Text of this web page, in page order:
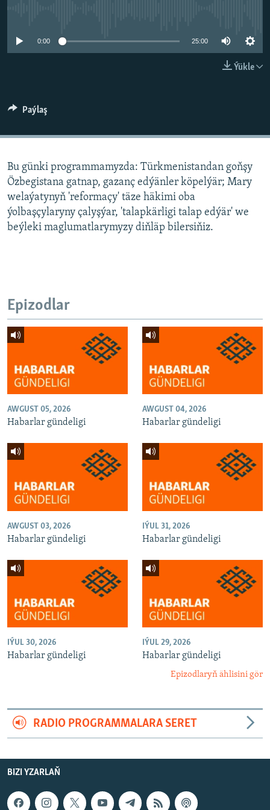
0:00 25:00
Ýükle
Paýlaş
Bu günki programmamyzda: Türkmenistandan goňşy
Özbegistana gatnap, gazanç edýänler köpelýär; Mary
welaýatynyň 'reformaçy' täze häkimi oba
ýolbaşçylaryny çalyşýar, 'talapkärligi talap edýär' we
beýleki maglumatlarymyzy diňläp bilersiňiz.
Epizodlar
AWGUST 05, 2026
Habarlar gündeligi
AWGUST 04, 2026
Habarlar gündeligi
AWGUST 03, 2026
Habarlar gündeligi
IÝUL 31, 2026
Habarlar gündeligi
IÝUL 30, 2026
Habarlar gündeligi
IÝUL 29, 2026
Habarlar gündeligi
Epizodlaryň ählisini gör
RADIO PROGRAMMALARA SERET
BIZI YZARLAŇ